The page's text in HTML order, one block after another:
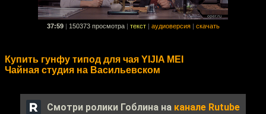
37:59 150373 просмотра текст аудиоверсия скачать
Купить гунфу типод для чая YIJIA MEI
Чайная студия на Васильевском
Смотри ролики Гоблина на канале Rutube